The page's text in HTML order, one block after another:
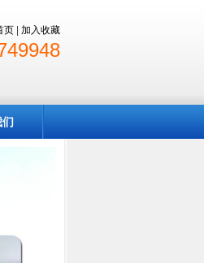
页 加入收藏